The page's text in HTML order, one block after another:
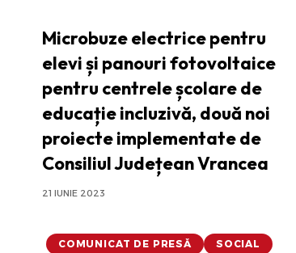
Microbuze electrice pentru
elevi și panouri fotovoltaice
pentru centrele școlare de
educație incluzivă, două noi
proiecte implementate de
Consiliul Județean Vrancea
21 IUNIE 2023
COMUNICAT DE PRESĂ SOCIAL